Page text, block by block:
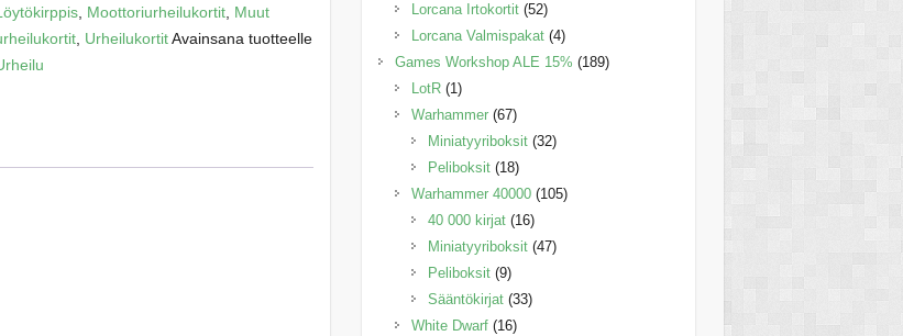
, Moottoriurheilukortit, Muut
, Urheilukortit Avainsana tuotteelle
Lorcana Irtokortit (52)
Lorcana Valmispakat (4)
Games Workshop ALE 15% (189)
LotR (1)
Warhammer (67)
Miniatyyriboksit (32)
Peliboksit (18)
Warhammer 40000 (105)
40 000 kirjat (16)
Miniatyyriboksit (47)
Peliboksit (9)
Sääntökirjat (33)
White Dwarf (16)